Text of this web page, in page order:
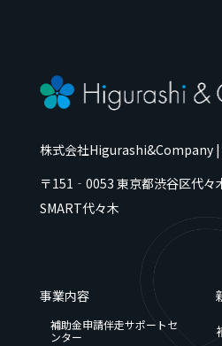
株式会社Higurashi&Company |
〒151‐0053 東京都渋谷区代々
SMART代々木
事業内容
補助金申請伴走サポートセ
ンター